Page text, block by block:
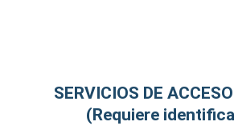
SERVICIOS DE ACCESO PRIVADO
(Requiere